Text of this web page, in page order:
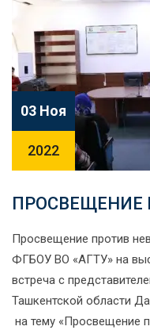
03 Ноя
2022
ПРОСВЕЩЕНИЕ
Просвещение против
ФГБОУ ВО «АГТУ» на
встреча с
Ташкентской области
на тему «Просвещение